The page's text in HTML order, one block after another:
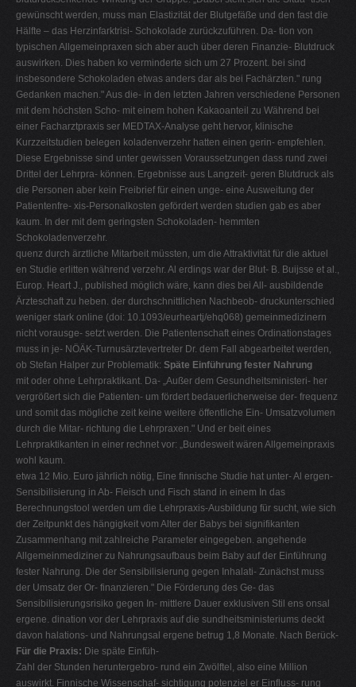
gewünscht werden, muss man Elastizität der Blutgefäße und den fast die
Hälfte – das Herzinfarktrisi- Schokolade zurückzuführen. Da- tion von
typischen Allgemeinpraxen sich aber auch über deren Finanzie- Blutdruck
auswirken. Dies haben ko verminderte sich um 27 Prozent. bei sind
insbesondere Schokoladen etwas anders dar als bei Fachärzten." rung
Gedanken machen." Aus die- in den letzten Jahren verschiedene Personen
mit dem höchsten Scho- mit einem hohen Kakaoanteil zu Während bei
einer Facharztpraxis ser MEDTAX-Analyse geht hervor, klinische
Kurzzeitstudien belegen koladenverzehr hatten einen gerin- empfehlen.
Diese Ergebnisse sind unter gewissen Voraussetzungen dass rund zwei
Drittel der Lehrpra- können. Ergebnisse aus Langzeit- geren Blutdruck als
die Personen aber kein Freibrief für einen unge- eine Ausweitung der
Patientenfre- xis-Personalkosten gefördert werden studien gab es aber
kaum. In der mit dem geringsten Schokoladen- hemmten
Schokoladenverzehr.
quenz durch ärztliche Mitarbeit müssten, um die Attraktivität für die aktuel
en Studie erlitten während verzehr. Al erdings war der Blut- B. Buijsse et al.,
Europ. Heart J., published möglich wäre, kann dies bei All- ausbildende
Ärzteschaft zu heben. der durchschnittlichen Nachbeob- druckunterschied
weniger stark online (doi: 10.1093/eurheartj/ehq068) gemeinmedizinern
nicht vorausge- setzt werden. Die Patientenschaft eines Ordinationstages
muss in je- NÖÄK-Turnusärztevertreter Dr. dem Fall abgearbeitet werden,
ob Stefan Halper zur Problematik: Späte Einführung fester Nahrung
mit oder ohne Lehrpraktikant. Da- „Außer dem Gesundheitsministeri- her
vergrößert sich die Patienten- um fördert bedauerlicherweise der- frequenz
und somit das mögliche zeit keine weitere öffentliche Ein- Umsatzvolumen
durch die Mitar- richtung die Lehrpraxen." Und er beit eines
Lehrpraktikanten in einer rechnet vor: „Bundesweit wären Allgemeinpraxis
wohl kaum.
etwa 12 Mio. Euro jährlich nötig, Eine finnische Studie hat unter- Al ergen-
Sensibilisierung in Ab- Fleisch und Fisch stand in einem In das
Berechnungstool werden um die Lehrpraxis-Ausbildung für sucht, wie sich
der Zeitpunkt des hängigkeit vom Alter der Babys bei signifikanten
Zusammenhang mit zahlreiche Parameter eingegeben. angehende
Allgemeinmediziner zu Nahrungsaufbaus beim Baby auf der Einführung
fester Nahrung. Die der Sensibilisierung gegen Inhalati- Zunächst muss
der Umsatz der Or- finanzieren." Die Förderung des Ge- das
Sensibilisierungsrisiko gegen In- mittlere Dauer exklusiven Stil ens onsal
ergene. dination vor der Lehrpraxis auf die sundheitsministeriums deckt
davon halations- und Nahrungsal ergene betrug 1,8 Monate. Nach Berück-
Für die Praxis: Die späte Einfüh-
Zahl der Stunden heruntergebro- rund ein Zwölftel, also eine Million
auswirkt. Finnische Wissenschaf- sichtigung potenziel er Einfluss- rung